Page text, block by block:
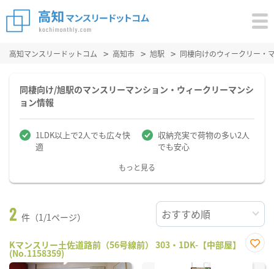
高知マンスリードットコム 高知市 旭駅 同棲向けのウィークリー・
同棲向け/旭駅のマンスリーマンション・ウィークリーマンシ
ョン情報
1LDK以上で2人でも広々快
適
収納充実で荷物の多い2人
でも安心
もっと見る
2 件（1/1ページ）
Kマンスリー土佐道路前（56号線前） 303・1DK-【中部屋】
(No.1158359)
に入